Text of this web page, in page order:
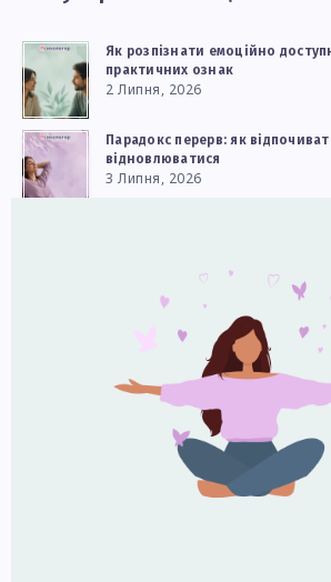
Як розпізнати емоційно
практичних ознак
2 Липня, 2026
Парадокс перерв: як
відновлюватися
3 Липня, 2026
Чому двоє людей бачать одну й
по‑різному: що каже нейронаука
Чому культура звинувачення
зменшити її вплив у стосунках і
8 Липня, 2026